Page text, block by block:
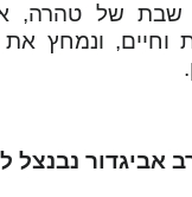
של טהרה,
וחיים, ונמחץ את
אביגדור נבנצל